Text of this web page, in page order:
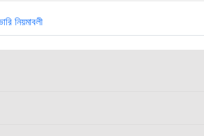
নিয়মাবলী